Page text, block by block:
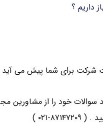
داریم ؟
برای شما پیش می آید
خود را از مشاورین
۰۲۱ )